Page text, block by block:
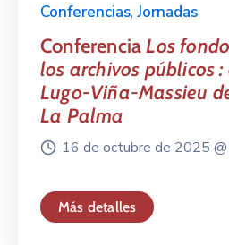
Conferencias, Jornadas
ConferenciaLos
los archivos públicos :
Lugo-Viña-Massieu
La Palma
16 de octubre de 2025 @
Más detalles